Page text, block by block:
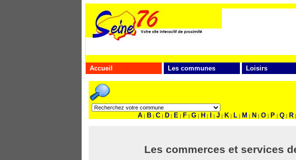
Accueil Les communes Loisirs
A | B | C | D | E | F | G | H | | J | K | L | M | N | O | P | Q | R |
Les commerces et services